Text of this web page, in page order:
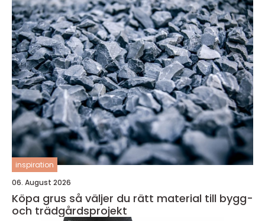
inspiration
06. August 2026
Köpa grus så väljer du rätt material till bygg-
och trädgårdsprojekt